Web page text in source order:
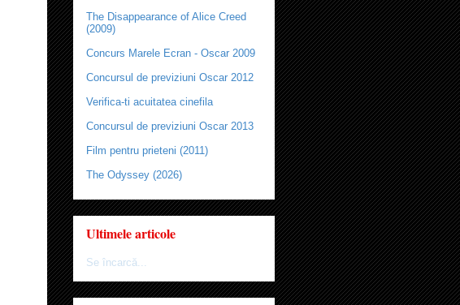
The Disappearance of Alice Creed
(2009)
Concurs Marele Ecran - Oscar 2009
Concursul de previziuni Oscar 2012
Verifica-ti acuitatea cinefila
Concursul de previziuni Oscar 2013
Film pentru prieteni (2011)
The Odyssey (2026)
Ultimele articole
Se încarcă...